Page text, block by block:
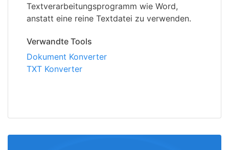
Textverarbeitungsprogramm wie Word,
anstatt eine reine Textdatei zu verwenden.
Verwandte Tools
Dokument Konverter
TXT Konverter